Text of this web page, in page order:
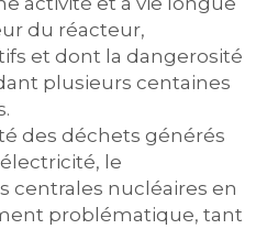
du réacteur,
et dont la dangerosité
plusieurs centaines
des déchets générés
le
centrales nucléaires en
problématique, tant